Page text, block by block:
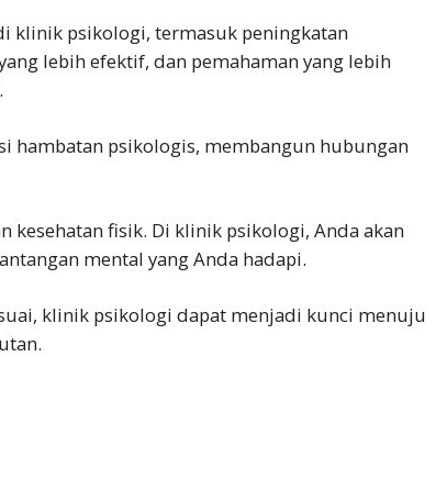
klinik psikologi, termasuk peningkatan
lebih efektif, dan pemahaman yang lebih
hambatan psikologis, membangun hubungan
kesehatan fisik. Di klinik psikologi, Anda akan
mental yang Anda hadapi.
klinik psikologi dapat menjadi kunci menuju